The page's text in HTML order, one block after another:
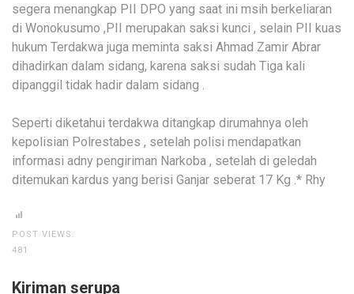
segera menangkap PII DPO yang saat ini msih berkeliaran
di Wonokusumo ,PII merupakan saksi kunci , selain PII kuas
hukum Terdakwa juga meminta saksi Ahmad Zamir Abrar
dihadirkan dalam sidang, karena saksi sudah Tiga kali
dipanggil tidak hadir dalam sidang .
Seperti diketahui terdakwa ditangkap dirumahnya oleh
kepolisian Polrestabes , setelah polisi mendapatkan
informasi adny pengiriman Narkoba , setelah di geledah
ditemukan kardus yang berisi Ganjar seberat 17 Kg .* Rhy
POST VIEWS:
481
Kiriman serupa